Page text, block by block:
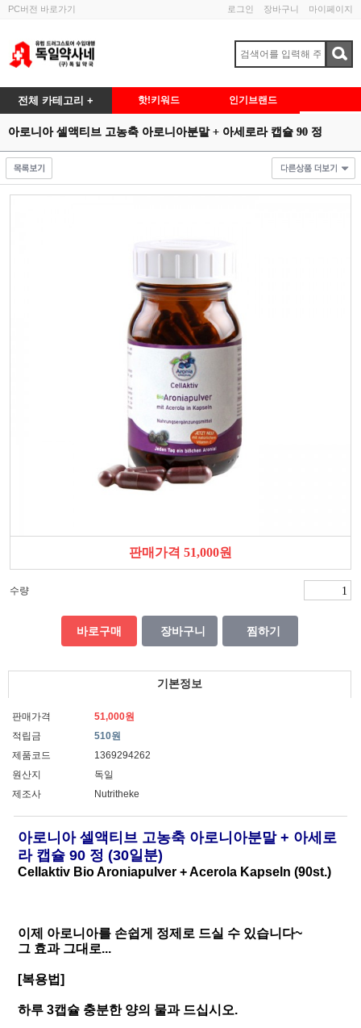
PC버전 바로가기 로그인 장바구니 마이페이지
전체 카테고리 + 핫!키워드 인기브랜드
아로니아 셀액티브 고농축 아로니아분말 + 아세로라 캡슐 90 정
판매가격 51,000원
수량
바로구매 장바구니 찜하기
기본정보
판매가격
51,000원
적립금
510원
제품코드
1369294262
원산지
독일
제조사
Nutritheke
아로니아 셀액티브 고농축 아로니아분말 + 아세로
라 캡슐 90 정 (30일분)
Cellaktiv Bio Aroniapulver + Acerola Kapseln (90st.)
이제 아로니아를 손쉽게 정제로 드실 수 있습니다~
그 효과 그대로...
[복용법]
하루 3캡슐 충분한 양의 물과 드십시오.